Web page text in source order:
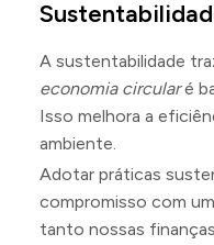
A sustentabilidade
economia circularé
Isso melhora a
ambiente.
Adotar práticas
compromisso com
tanto nossas